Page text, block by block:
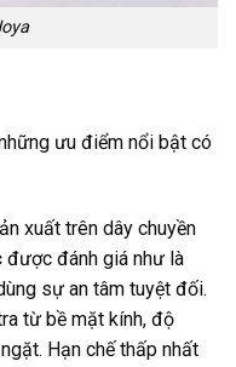
ưu điểm nổi bật có
xuất trên dây chuyền
được đánh giá như là
sự an tâm tuyệt đối.
từ bề mặt kính, độ
Hạn chế thấp nhất